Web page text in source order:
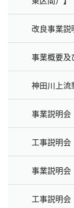
改良事業
事業概要及
神田川上流
事業説明会
工事説明会
事業説明会
工事説明会